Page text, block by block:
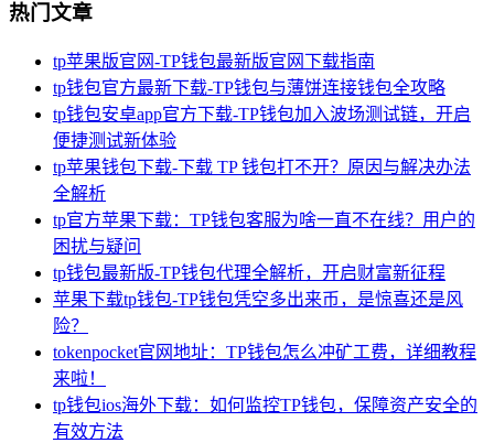
热门文章
tp苹果版官网-TP钱包最新版官网下载指南
tp钱包官方最新下载-TP钱包与薄饼连接钱包全攻略
tp钱包安卓app官方下载-TP钱包加入波场测试链，开启
便捷测试新体验
tp苹果钱包下载-下载 TP 钱包打不开？原因与解决办法
全解析
tp官方苹果下载：TP钱包客服为啥一直不在线？用户的
困扰与疑问
tp钱包最新版-TP钱包代理全解析，开启财富新征程
苹果下载tp钱包-TP钱包凭空多出来币，是惊喜还是风
险？
tokenpocket官网地址：TP钱包怎么冲矿工费，详细教程
来啦！
tp钱包ios海外下载：如何监控TP钱包，保障资产安全的
有效方法